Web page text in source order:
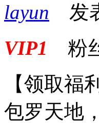
layun 发
VIP1 粉
【领取福利
包罗天地